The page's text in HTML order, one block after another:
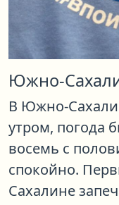
Южно-
В Южно-
утром, погода
восемь с
спокойно.
Сахалине